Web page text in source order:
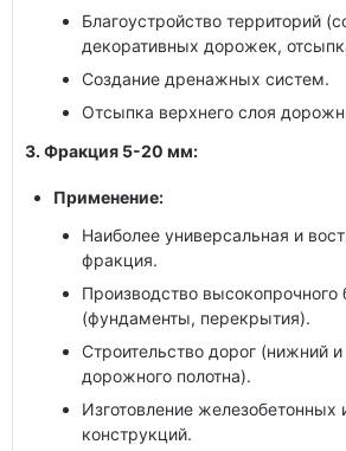
Благоустройство территорий
декоративных дорожек,
Создание дренажных систем.
Отсыпка верхнего слоя
3. Фракция 5-20 мм:
Применение:
Наиболее универсальная и
фракция.
Производство высокопрочного
(фундаменты, перекрытия).
Строительство дорог (нижний
дорожного полотна).
Изготовление железобетонных
конструкций.